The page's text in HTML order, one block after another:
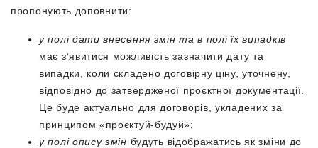
пропонують доповнити:
у полі дати внесення змін та в полі їх випадків
має з’явитися можливість зазначити дату та
випадки, коли складено договірну ціну, уточнену,
відповідно до затвердженої проєктної документації.
Це буде актуально для договорів, укладених за
принципом «проєктуй-будуй»;
у полі опису змін будуть відображатись як зміни до